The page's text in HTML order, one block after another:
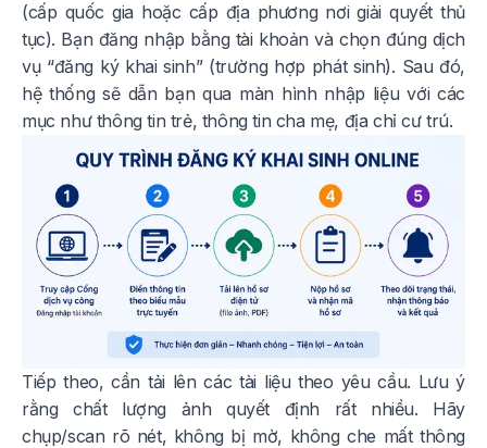
(cấp quốc gia hoặc cấp địa phương nơi giải quyết thủ
tục). Bạn đăng nhập bằng tài khoản và chọn đúng dịch
vụ “đăng ký khai sinh” (trường hợp phát sinh). Sau đó,
hệ thống sẽ dẫn bạn qua màn hình nhập liệu với các
mục như thông tin trẻ, thông tin cha mẹ, địa chỉ cư trú.
Tiếp theo, cần tải lên các tài liệu theo yêu cầu. Lưu ý
rằng chất lượng ảnh quyết định rất nhiều. Hãy
chụp/scan rõ nét, không bị mờ, không che mất thông